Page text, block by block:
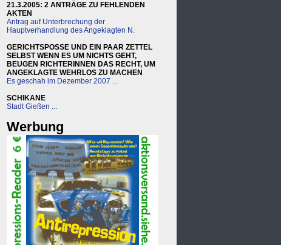
21.3.2005: 2 ANTRÄGE ZU FEHLENDEN
AKTEN
Antrag auf Unterbrechung der
Hauptverhandlung des Angeklagten N.
GERICHTSPOSSE UND EIN PAAR ZETTEL
SELBST WENN ES UM NICHTS GEHT,
BEUGEN RICHTERINNEN DAS RECHT, UM
ANGEKLAGTE WEHRLOS ZU MACHEN
Es geschah im Dezember 2007 ...
SCHIKANE
Stadt Gießen ...
Werbung